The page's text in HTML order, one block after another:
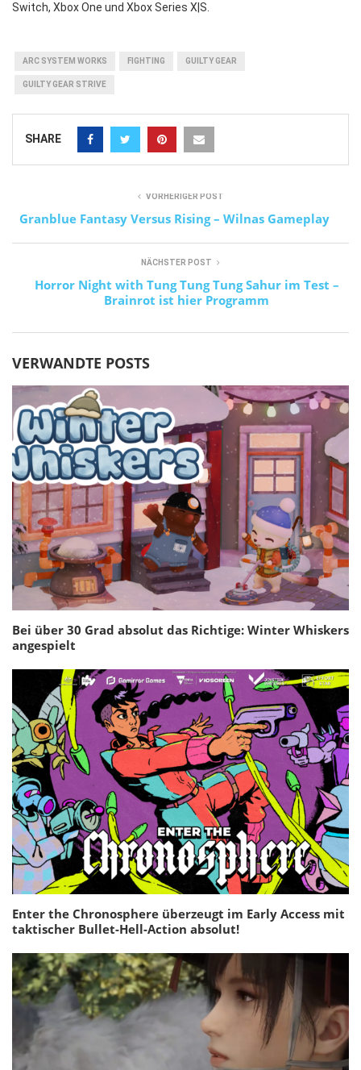
Switch, Xbox One und Xbox Series X|S.
ARC SYSTEM WORKS FIGHTING GUILTY GEAR
GUILTY GEAR STRIVE
SHARE
VORHERIGER POST
Granblue Fantasy Versus Rising – Wilnas Gameplay
NÄCHSTER POST
Horror Night with Tung Tung Tung Sahur im Test –
Brainrot ist hier Programm
VERWANDTE POSTS
Bei über 30 Grad absolut das Richtige: Winter Whiskers
angespielt
Enter the Chronosphere überzeugt im Early Access mit
taktischer Bullet-Hell-Action absolut!